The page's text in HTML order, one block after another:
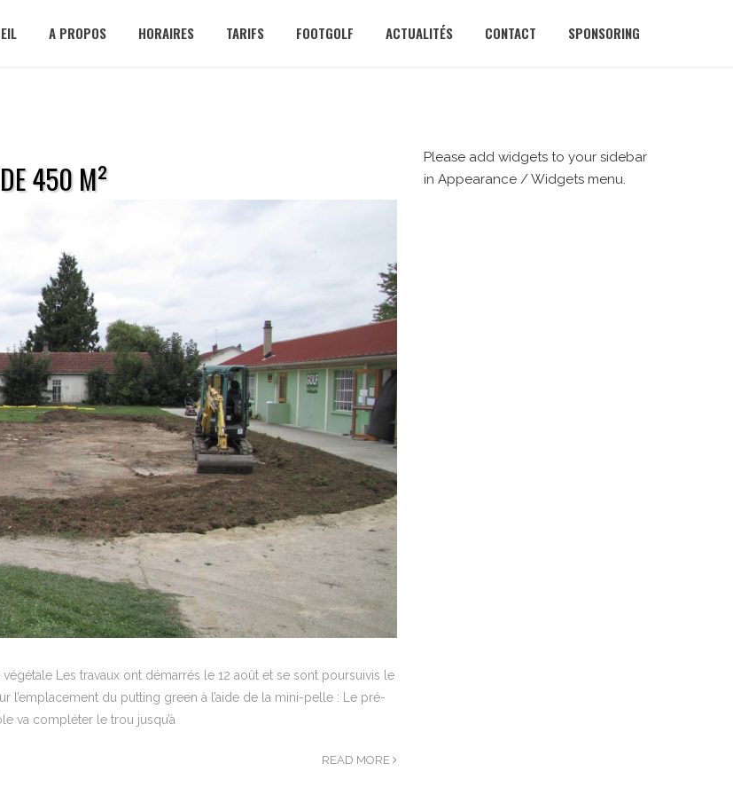
A PROPOS HORAIRES TARIFS FOOTGOLF ACTUALITÉS CONTACT SPONSORING
450 M²
Les travaux ont démarrés le 12 août et se sont poursuivis le
l’emplacement du putting green à l’aide de la mini-pelle : Le pré-
va compléter le trou jusqu’à
READ MORE
Please add widgets to your sidebar
in Appearance / Widgets menu.